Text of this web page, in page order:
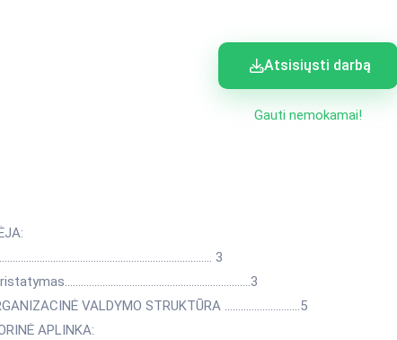
Atsisiųsti darbą
Gauti nemokamai!
3
VALDYMO STRUKTŪRA ……………..………..5
APLINKA: